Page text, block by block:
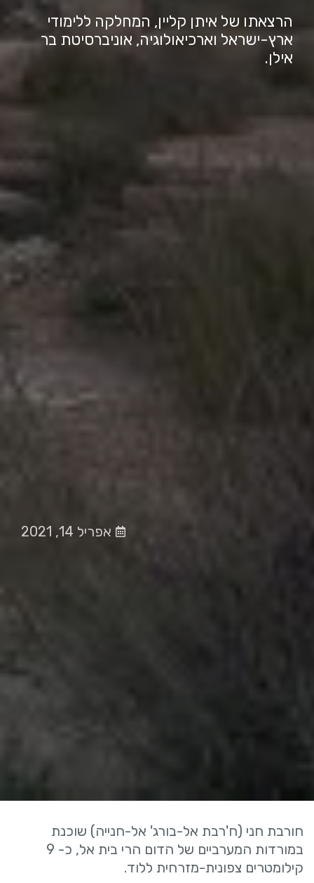
הרצאתו של איתן קליין, המחלקה ללימודי
ארץ-ישראל וארכיאולוגיה, אוניברסיטת בר
אילן.
אפריל 14, 2021
חורבת חני (ח'רבת אל-בורג' אל-חנייה) שוכנת
במורדות המערביים של הדום הרי בית אל, כ- 9
קילומטרים צפונית-מזרחית ללוד.